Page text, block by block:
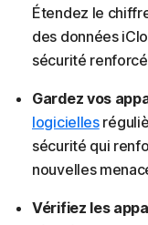
Étendez le
des données
sécurité
Gardez vos
logicielles
sécurité qui
nouvelles
Vérifiez les